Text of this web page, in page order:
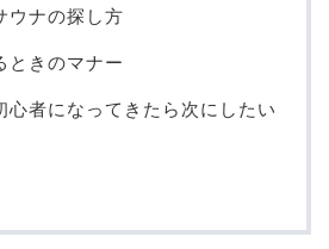
ウナの探し方
ときのマナー
心者になってきたら次にしたい